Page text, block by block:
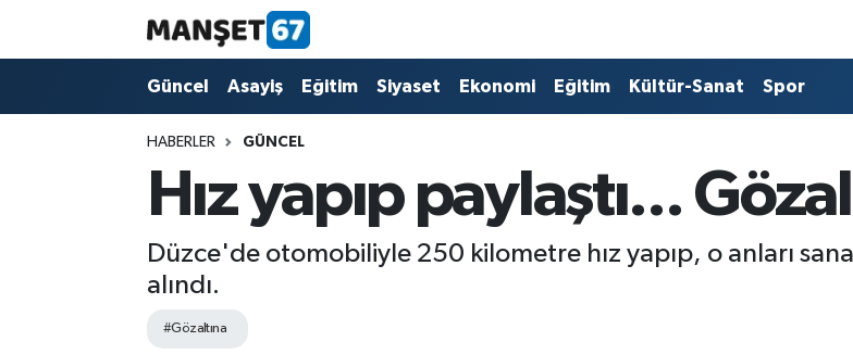
Güncel Asayiş Eğitim Siyaset Ekonomi Eğitim Kültür-Sanat Spor
HABERLER GÜNCEL
Hız yapıp paylaştı...
Düzce'de otomobiliyle 250 kilometre hız yapıp, o anları
alındı.
#Gözaltına